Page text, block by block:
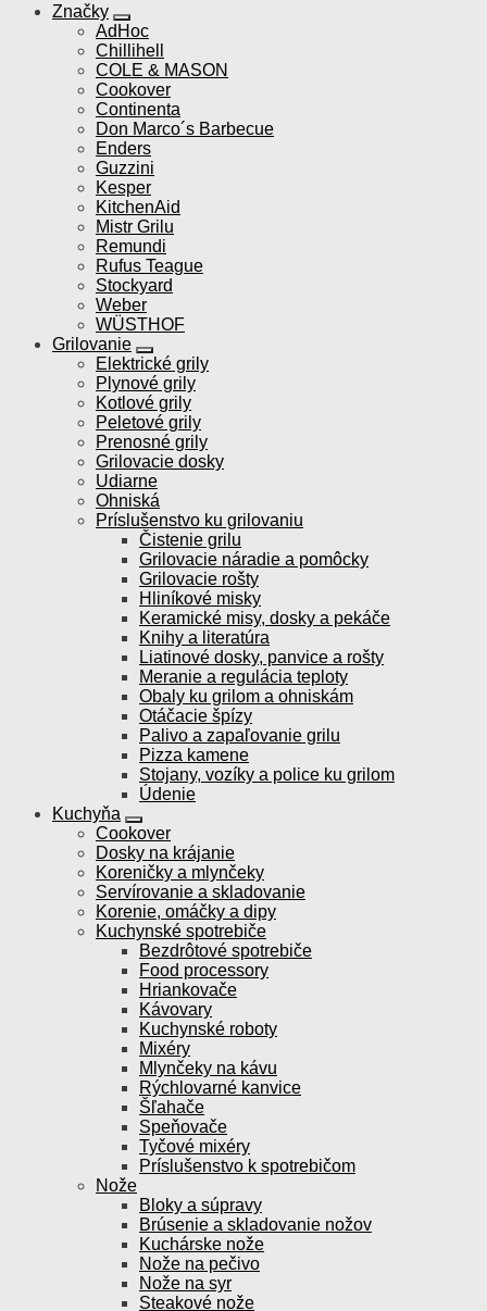
Značky
AdHoc
Chillihell
COLE & MASON
Cookover
Continenta
Don Marco´s Barbecue
Enders
Guzzini
Kesper
KitchenAid
Mistr Grilu
Remundi
Rufus Teague
Stockyard
Weber
WÜSTHOF
Grilovanie
Elektrické grily
Plynové grily
Kotlové grily
Peletové grily
Prenosné grily
Grilovacie dosky
Udiarne
Ohniská
Príslušenstvo ku grilovaniu
Čistenie grilu
Grilovacie náradie a pomôcky
Grilovacie rošty
Hliníkové misky
Keramické misy, dosky a pekáče
Knihy a literatúra
Liatinové dosky, panvice a rošty
Meranie a regulácia teploty
Obaly ku grilom a ohniskám
Otáčacie špízy
Palivo a zapaľovanie grilu
Pizza kamene
Stojany, vozíky a police ku grilom
Údenie
Kuchyňa
Cookover
Dosky na krájanie
Koreničky a mlynčeky
Servírovanie a skladovanie
Korenie, omáčky a dipy
Kuchynské spotrebiče
Bezdrôtové spotrebiče
Food processory
Hriankovače
Kávovary
Kuchynské roboty
Mixéry
Mlynčeky na kávu
Rýchlovarné kanvice
Šľahače
Speňovače
Tyčové mixéry
Príslušenstvo k spotrebičom
Nože
Bloky a súpravy
Brúsenie a skladovanie nožov
Kuchárske nože
Nože na pečivo
Nože na syr
Steakové nože